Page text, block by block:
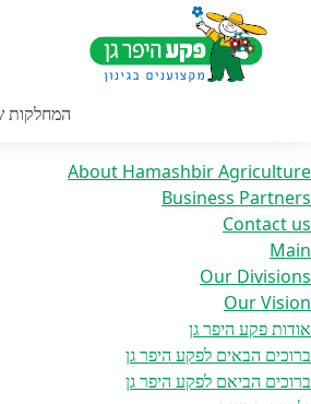
כדי
לעבור
לאזור
תוכן
מרכזי
המחלקות
/ גליידר קוטל עשבים
About Hamashbir Agriculture
Business Partners
Contact us
Main
Our Divisions
Our Vision
אודות פקע היפר גן
ברוכים הבאים לפקע היפר גן
ברוכים הביאם לפקע היפר גן